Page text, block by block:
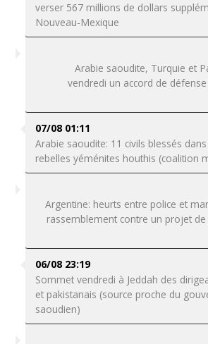
verser 567 millions de dollars
Nouveau-Mexique
Arabie saoudite, Turquie et
vendredi un accord de
07/08 01:11
Arabie saoudite: 11 civils blessés
rebelles yéménites houthis (coalition
Argentine: heurts entre police et
rassemblement contre un projet
06/08 23:19
Sommet vendredi à Jeddah des
et pakistanais (source proche du
saoudien)